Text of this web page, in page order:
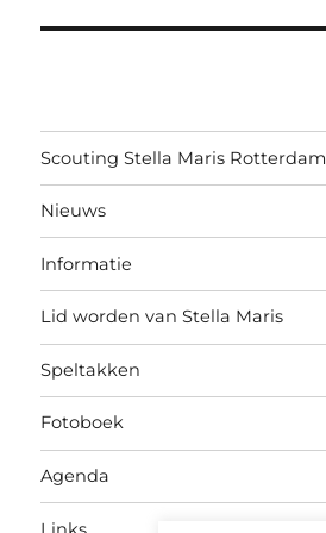
Scouting Stella Maris Rotterdam
Nieuws
Informatie
Lid worden van Stella Maris
Speltakken
Fotoboek
Agenda